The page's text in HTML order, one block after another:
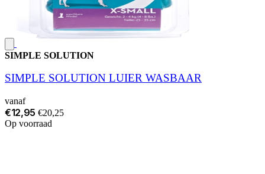
SIMPLE SOLUTION
SIMPLE SOLUTION LUIER WASBAAR
vanaf
€12,95 €20,25
Op voorraad